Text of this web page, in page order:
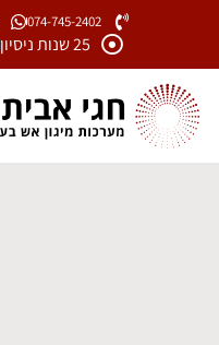
074-745-2402
25 שנות ניסיון